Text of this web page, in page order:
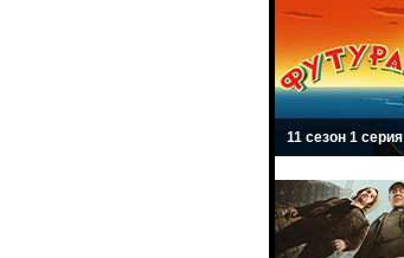
11 сезон 1 серия